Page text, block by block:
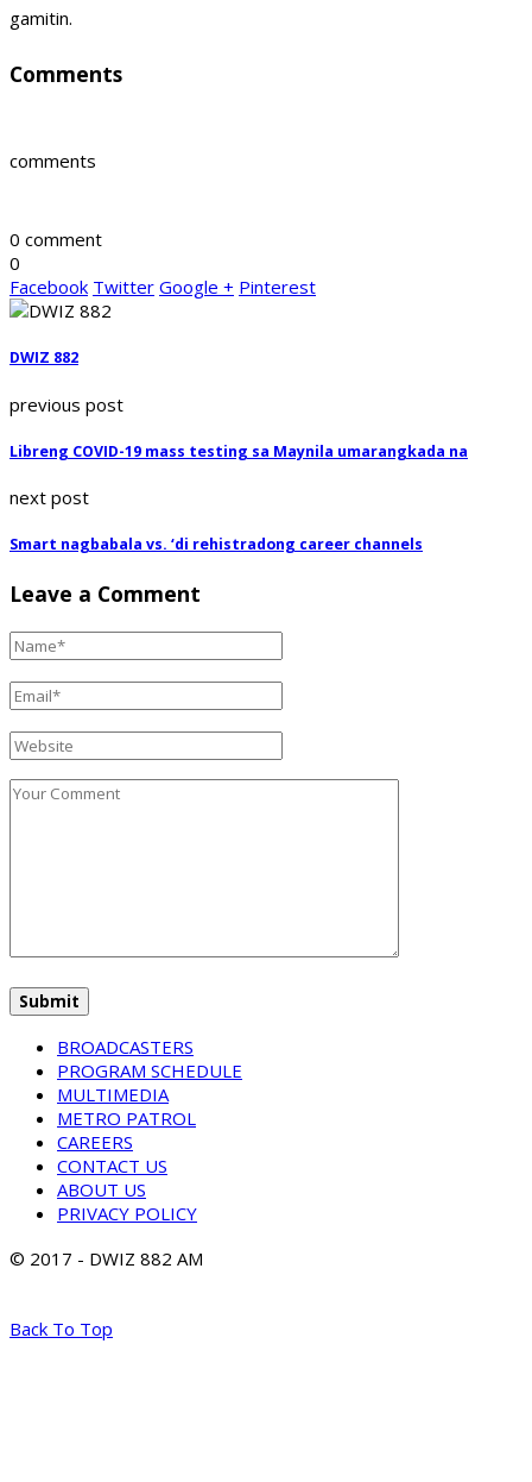
gamitin.
Comments
comments
0 comment
0
Facebook Twitter Google + Pinterest
DWIZ 882
previous post
Libreng COVID-19 mass testing sa Maynila umarangkada na
next post
Smart nagbabala vs. ‘di rehistradong career channels
Leave a Comment
BROADCASTERS
PROGRAM SCHEDULE
MULTIMEDIA
METRO PATROL
CAREERS
CONTACT US
ABOUT US
PRIVACY POLICY
© 2017 - DWIZ 882 AM
Back To Top